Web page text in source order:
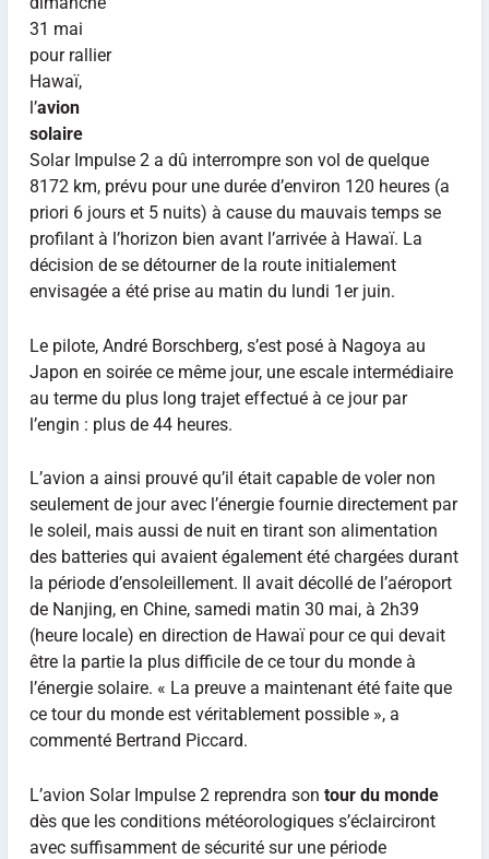
31 mai
pour rallier
Hawaï,
l’avion
solaire
Solar Impulse 2 a dû interrompre son vol de quelque
8172 km, prévu pour une durée d’environ 120 heures (a
priori 6 jours et 5 nuits) à cause du mauvais temps se
profilant à l’horizon bien avant l’arrivée à Hawaï. La
décision de se détourner de la route initialement
envisagée a été prise au matin du lundi 1er juin.
Le pilote, André Borschberg, s’est posé à Nagoya au
Japon en soirée ce même jour, une escale intermédiaire
au terme du plus long trajet effectué à ce jour par
l’engin : plus de 44 heures.
L’avion a ainsi prouvé qu’il était capable de voler non
seulement de jour avec l’énergie fournie directement par
le soleil, mais aussi de nuit en tirant son alimentation
des batteries qui avaient également été chargées durant
la période d’ensoleillement. Il avait décollé de l’aéroport
de Nanjing, en Chine, samedi matin 30 mai, à 2h39
(heure locale) en direction de Hawaï pour ce qui devait
être la partie la plus difficile de ce tour du monde à
l’énergie solaire. « La preuve a maintenant été faite que
ce tour du monde est véritablement possible », a
commenté Bertrand Piccard.
L’avion Solar Impulse 2 reprendra son tour du monde
dès que les conditions météorologiques s’éclairciront
avec suffisamment de sécurité sur une période